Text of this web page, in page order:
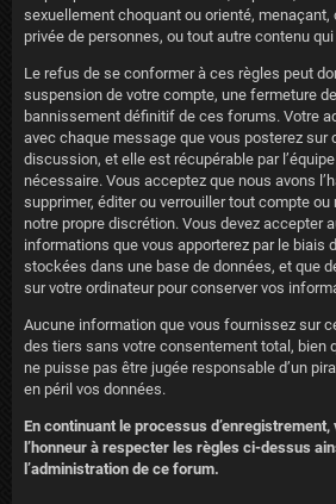
sexuellement choquant ou orienté, menaçant,
privée de personnes, ou tout autre contenu
Le refus de se conformer à ces règles peut
suspension de votre compte, une fermeture
bannissement définitif de ces forums. Votre
avec chaque message que vous posterez sur
discussion, et elle est récupérable par
nécessaire. Vous acceptez que nous avons
supprimer, éditer ou verrouiller tout compte
notre propre discrétion. Vous devez accepter
informations que vous apporterez par le biais
stockées dans une base de données, et que
sur votre ordinateur pour conserver vos
Aucune information que vous fournissez sur
des tiers sans votre consentement total, bien
ne puisse pas être jugée responsable d’un
en péril vos données.
En continuant le processus
l’honneur à respecter les règles ci-dessus
l’administration de ce forum.